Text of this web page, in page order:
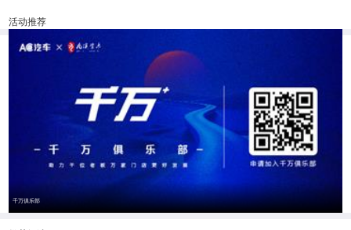
活动推荐
千万俱乐部